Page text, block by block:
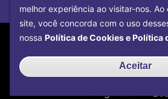
Copyright©2026
Centro de
Informação e Comunicação
código aberto
melhor experiência ao visitar-nos.
site, você concorda com o uso
nossa Política de Cookies e Política
Aceitar